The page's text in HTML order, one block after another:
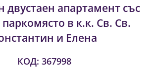
двустаен апартамент със
в к.к. Св. Св.
и Елена
КОД: 367998